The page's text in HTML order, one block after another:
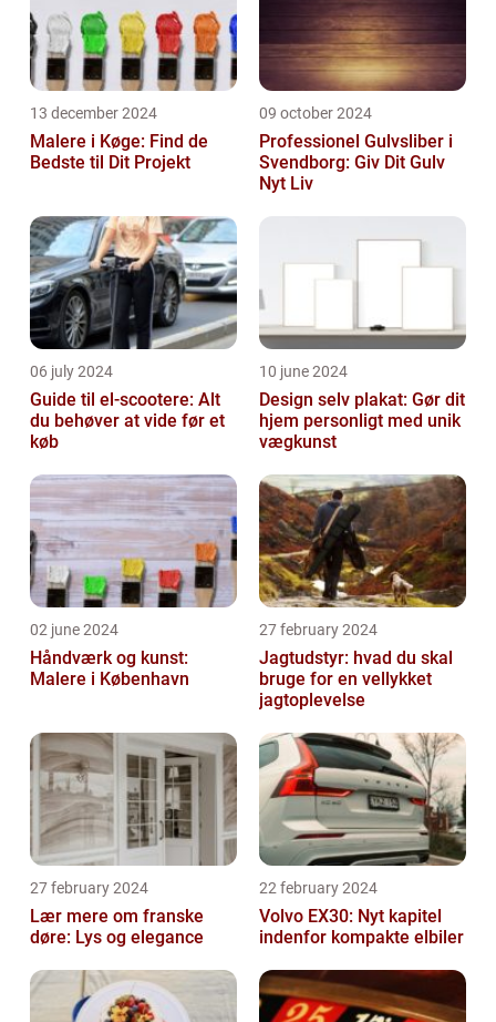
13 december 2024
Malere i Køge: Find de
Bedste til Dit Projekt
09 october 2024
Professionel Gulvsliber i
Svendborg: Giv Dit Gulv
Nyt Liv
06 july 2024
Guide til el-scootere: Alt
du behøver at vide før et
køb
10 june 2024
Design selv plakat: Gør dit
hjem personligt med unik
vægkunst
02 june 2024
Håndværk og kunst:
Malere i København
27 february 2024
Jagtudstyr: hvad du skal
bruge for en vellykket
jagtoplevelse
27 february 2024
Lær mere om franske
døre: Lys og elegance
22 february 2024
Volvo EX30: Nyt kapitel
indenfor kompakte elbiler